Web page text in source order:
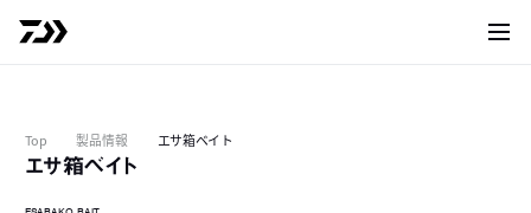
サイ
Top 製品情報 エサ箱ベイト
エサ箱ベイト